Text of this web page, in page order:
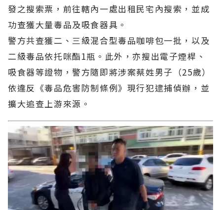
發之搜索票，前往轄內一處出租民宅內搜索，並成
功查獲大量毒品及吸食器具。
警方共查獲二、三級混合型毒品咖啡包一批，以及
二級毒品依托咪酯1瓶。此外，亦搜出電子煙桿、
吸食器等證物，警方隨即將涉案蔡姓男子（25歲）
依違反《毒品危害防制條例》現行犯逮捕偵辦，並
擴大追查上游來源。